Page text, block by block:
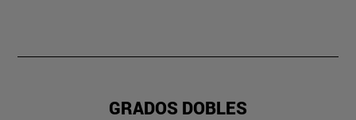
GRADOS DOBLES